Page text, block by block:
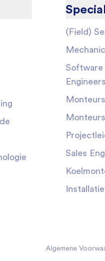
(Field)
Software
Engineers
Sales
Algemene